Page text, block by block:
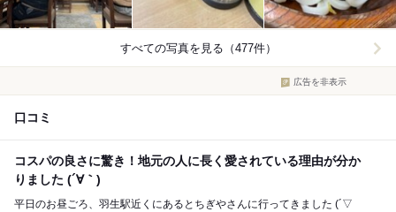
すべての写真を見る（477件）
広告を非表示
口コミ
コスパの良さに驚き！地元の人に長く愛されている理由が分か
りました (´∀｀)
平日のお昼ごろ、羽生駅近くにあるとちぎやさんに行ってきました (´▽